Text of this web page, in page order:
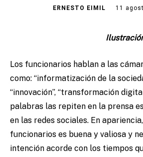
ERNESTO EIMIL 11
Los funcionarios hablan a las
como: “informatización de la
“innovación”, “transformación
palabras las repiten en la prensa
en las redes sociales. En
funcionarios es buena y valiosa y
intención acorde con los tiempos